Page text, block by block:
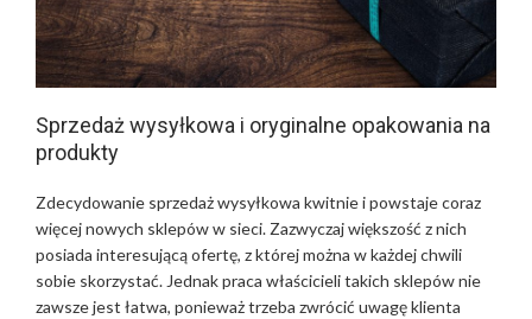
Sprzedaż wysyłkowa i oryginalne opakowania na
produkty
Zdecydowanie sprzedaż wysyłkowa kwitnie i powstaje coraz
więcej nowych sklepów w sieci. Zazwyczaj większość z nich
posiada interesującą ofertę, z której można w każdej chwili
sobie skorzystać. Jednak praca właścicieli takich sklepów nie
zawsze jest łatwa, ponieważ trzeba zwrócić uwagę klienta